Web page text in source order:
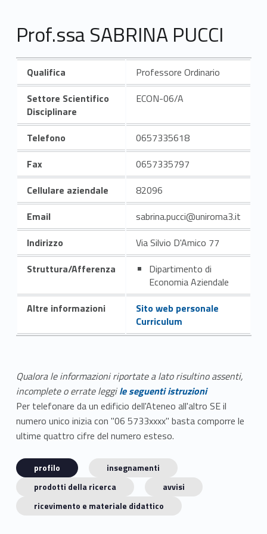
Prof.ssa SABRINA PUCCI
Qualifica
Professore Ordinario
Settore Scientifico
Disciplinare
ECON-06/A
Telefono
0657335618
Fax
0657335797
Cellulare aziendale
82096
Email
sabrina.pucci@uniroma3.it
Indirizzo
Via Silvio D'Amico 77
Struttura/Afferenza
Dipartimento di
Economia Aziendale
Altre informazioni
Sito web personale
Curriculum
Qualora le informazioni riportate a lato risultino assenti,
incomplete o errate leggile seguenti istruzioni
Per telefonare da un edificio dell'Ateneo all'altro SE il
numero unico inizia con "06 5733xxxx" basta comporre le
ultime quattro cifre del numero esteso.
profilo
insegnamenti
prodotti della ricerca
avvisi
ricevimento e materiale didattico